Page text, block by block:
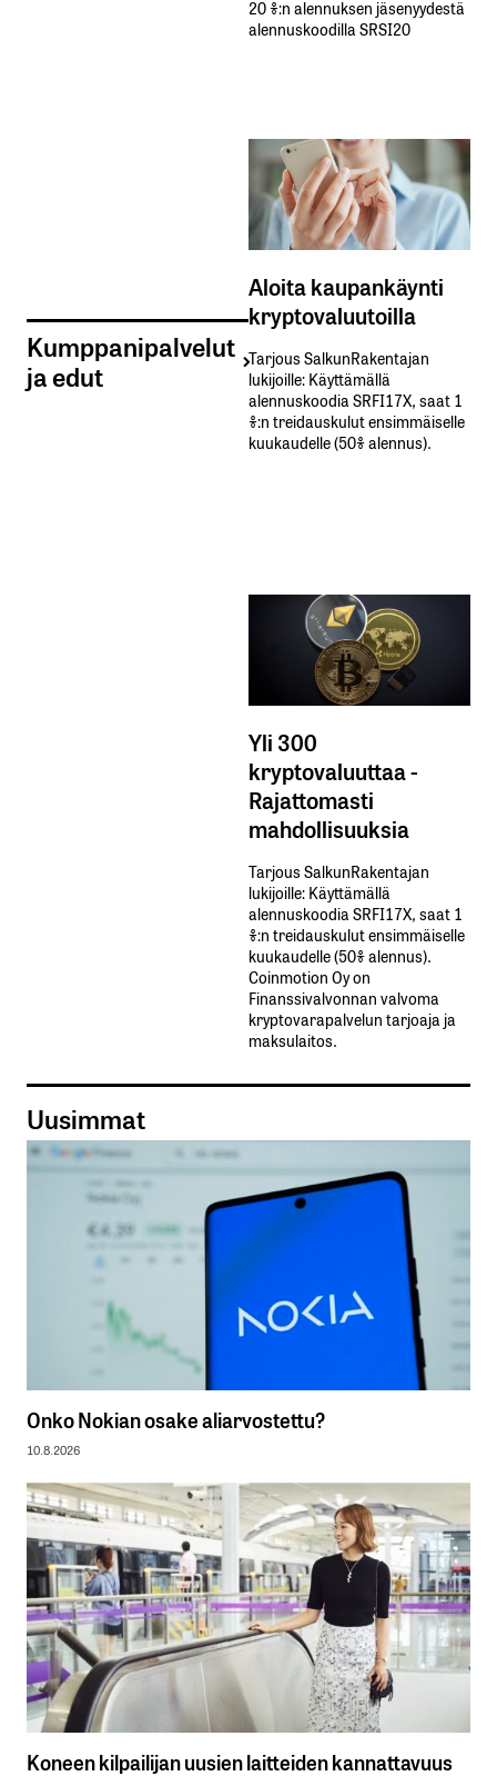
Kumppanipalvelut
ja edut
20 %:n alennuksen jäsenyydestä
alennuskoodilla SRSI20
Aloita kaupankäynti
kryptovaluutoilla
Tarjous SalkunRakentajan
lukijoille: Käyttämällä​ ​
alennuskoodia​ ​SRFI17X,​ ​saat​ ​1
%:n treidauskulut​ ​ensimmäiselle​ ​
kuukaudelle​ ​(50%​ ​alennus).
Yli 300
kryptovaluuttaa -
Rajattomasti
mahdollisuuksia
Tarjous SalkunRakentajan
lukijoille: Käyttämällä​ ​
alennuskoodia​ ​SRFI17X,​ ​saat​ ​1
%:n treidauskulut​ ​ensimmäiselle​ ​
kuukaudelle​ ​(50%​ ​alennus).
Coinmotion Oy on
Finanssivalvonnan valvoma
kryptovarapalvelun tarjoaja ja
maksulaitos.
Uusimmat
Onko Nokian osake aliarvostettu?
10.8.2026
Koneen kilpailijan uusien laitteiden kannattavuus